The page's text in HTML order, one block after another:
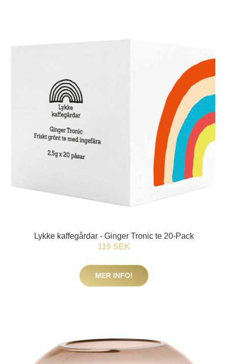
Lykke kaffegårdar - Ginger Tronic te 20-Pack
119 SEK
MER INFO!